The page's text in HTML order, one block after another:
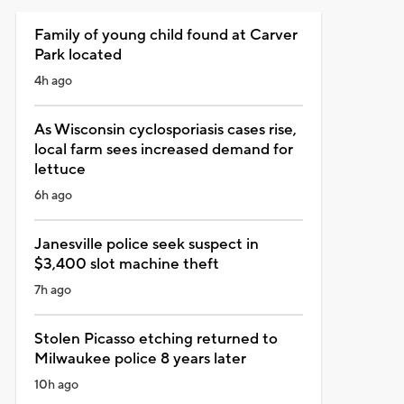
Family of young child found at Carver
Park located
4h ago
As Wisconsin cyclosporiasis cases rise,
local farm sees increased demand for
lettuce
6h ago
Janesville police seek suspect in
$3,400 slot machine theft
7h ago
Stolen Picasso etching returned to
Milwaukee police 8 years later
10h ago